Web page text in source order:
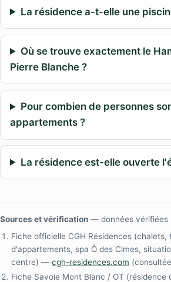
La résidence a-t-elle une
Où se trouve exactement le
Pierre Blanche ?
Pour combien de personnes
appartements ?
La résidence est-elle ouverte
Sources et vérification — données vérifiées
Fiche officielle CGH Résidences (chalets,
d'appartements, spa Ô des Cimes,
centre) —cgh-residences.com
Fiche Savoie Mont Blanc / OT (résidence